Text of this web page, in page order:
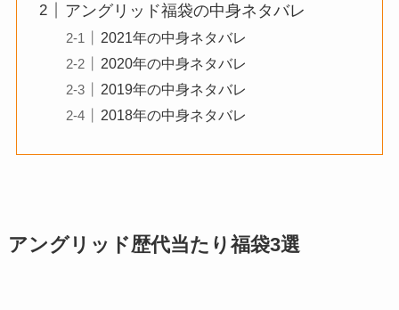
アングリッド福袋の中身ネタバレ
2021年の中身ネタバレ
2020年の中身ネタバレ
2019年の中身ネタバレ
2018年の中身ネタバレ
アングリッド歴代当たり福袋3選